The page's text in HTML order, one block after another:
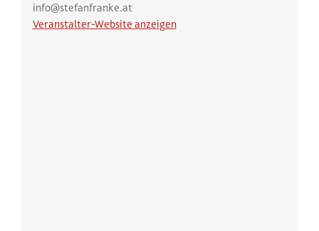
info@stefanfranke.at
Veranstalter-Website anzeigen